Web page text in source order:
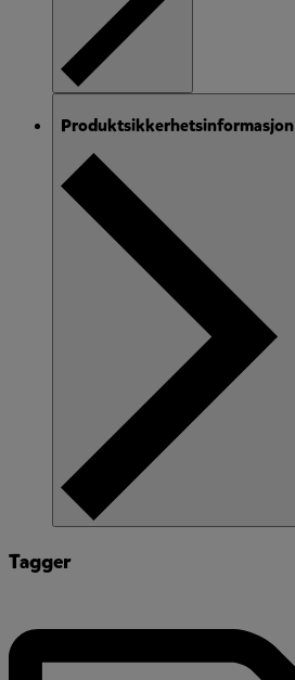
Produktsikkerhetsinformasjon
Tagger